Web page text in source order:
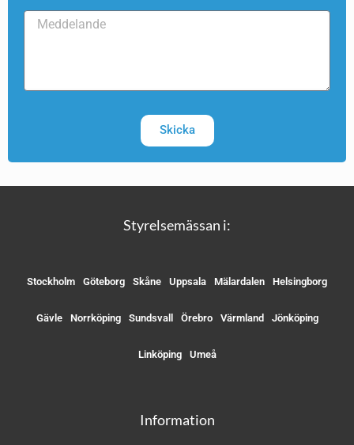
Skicka
Styrelsemässan i:
Stockholm Göteborg Skåne Uppsala Mälardalen Helsingborg
Gävle Norrköping Sundsvall Örebro Värmland Jönköping
Linköping Umeå
Information